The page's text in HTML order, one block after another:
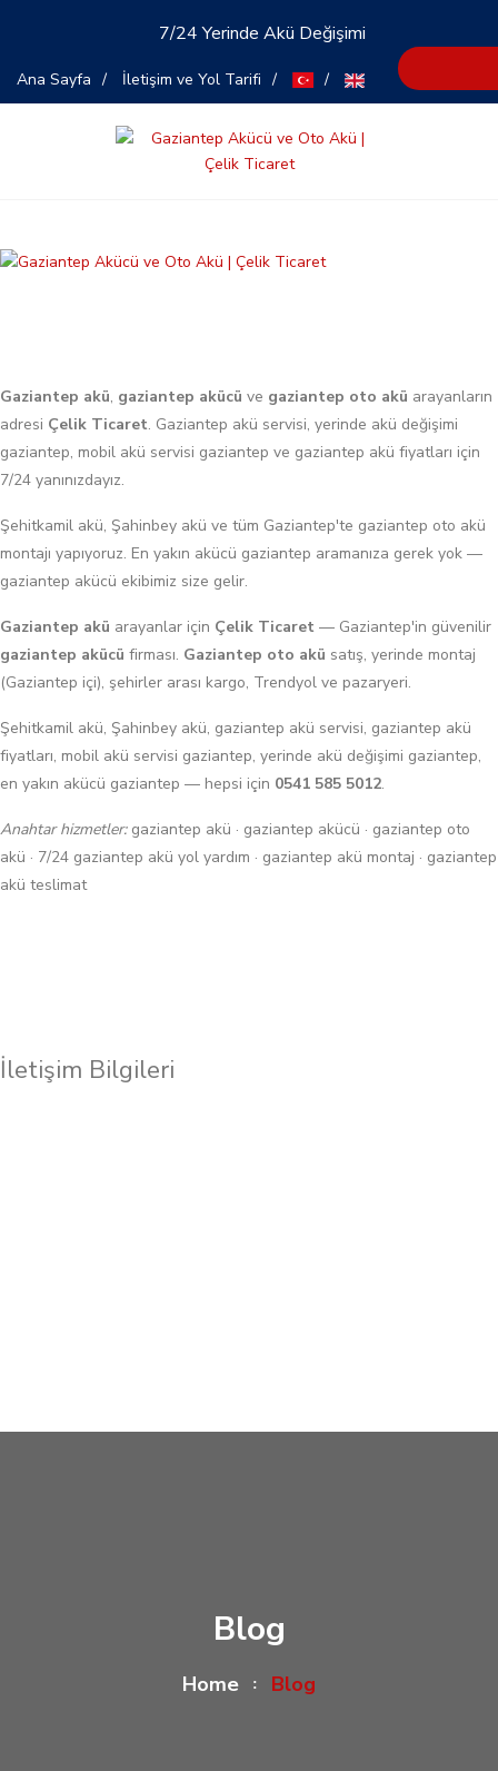
7/24 Yerinde Akü Değişimi
Ana Sayfa İletişim ve Yol Tarifi
Gaziantep akü, gaziantep akücü ve gaziantep oto akü arayanların
adresi Çelik Ticaret. Gaziantep akü servisi, yerinde akü değişimi
gaziantep, mobil akü servisi gaziantep ve gaziantep akü fiyatları için
7/24 yanınızdayız.
Şehitkamil akü, Şahinbey akü ve tüm Gaziantep'te gaziantep oto akü
montajı yapıyoruz. En yakın akücü gaziantep aramanıza gerek yok —
gaziantep akücü ekibimiz size gelir.
Gaziantep akü arayanlar için Çelik Ticaret — Gaziantep'in güvenilir
gaziantep akücü firması. Gaziantep oto akü satış, yerinde montaj
(Gaziantep içi), şehirler arası kargo, Trendyol ve pazaryeri.
Şehitkamil akü, Şahinbey akü, gaziantep akü servisi, gaziantep akü
fiyatları, mobil akü servisi gaziantep, yerinde akü değişimi gaziantep,
en yakın akücü gaziantep — hepsi için 0541 585 5012.
Anahtar hizmetler:gaziantep akü · gaziantep akücü · gaziantep oto
akü · 7/24 gaziantep akü yol yardım · gaziantep akü montaj · gaziantep
akü teslimat
İletişim Bilgileri
Blog
Home Blog